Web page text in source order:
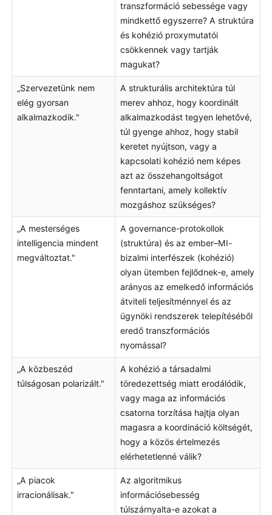
transzformáció sebessége vagy
mindkettő egyszerre? A struktúra
és kohézió proxymutatói
csökkennek vagy tartják
magukat?
„Szervezetünk nem
elég gyorsan
alkalmazkodik."
A strukturális architektúra túl
merev ahhoz, hogy koordinált
alkalmazkodást tegyen lehetővé,
túl gyenge ahhoz, hogy stabil
keretet nyújtson, vagy a
kapcsolati kohézió nem képes
azt az összehangoltságot
fenntartani, amely kollektív
mozgáshoz szükséges?
„A mesterséges
intelligencia mindent
megváltoztat."
A governance-protokollok
(struktúra) és az ember–MI-
bizalmi interfészek (kohézió)
olyan ütemben fejlődnek-e, amely
arányos az emelkedő információs
átviteli teljesítménnyel és az
ügynöki rendszerek telepítéséből
eredő transzformációs
nyomással?
„A közbeszéd
túlságosan polarizált."
A kohézió a társadalmi
töredezettség miatt erodálódik,
vagy maga az információs
csatorna torzítása hajtja olyan
magasra a koordináció költségét,
hogy a közös értelmezés
elérhetetlenné válik?
„A piacok
irracionálisak."
Az algoritmikus
információsebesség
túlszárnyalta-e azokat a